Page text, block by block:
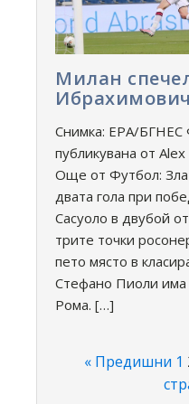
Милан
Снимка: ЕРА/БГНЕС
публикувана от
Още от Футбол:
двата гола при
Сасуоло в двубой
трите точки
пето място в
Стефано Пиоли има
Рома. […]
« Предишни 1